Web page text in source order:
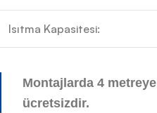
Isıtma Kapasitesi:
Montajlarda 4
ücretsizdir.